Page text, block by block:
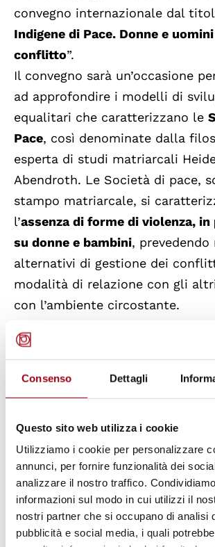
Consenso Dettagli
Questo sito web utilizza i cookie
Utilizziamo i cookie per personalizzare
annunci, per fornire funzionalità dei
analizzare il nostro traffico.
informazioni sul modo in cui utilizzi il
nostri partner che si occupano di analisi
pubblicità e social media, i quali
convegno internazionale dal
Indigene di Pace. Donne e
conflitto”.
Il convegno sarà un’occasione
ad approfondire i modelli di
equalitari che caratterizzano le
Pace, così denominate dalla
esperta di studi matriarcali
Abendroth. Le Società di pace,
stampo matriarcale, si
l’assenza di forme di violenza,
su donne e bambini, prevedendo
alternativi di gestione dei
modalità di relazione con gli
con l’ambiente circostante.
Al convegno parteciperanno
stessa Sig.ra Abendroth, una
Sud,le donne delpopolo Moso
alcune donne delpopolo dei
più numerosa società
proveniente dall’ isola di Sumatra
È possibile iscriversi on-line
sito: www.associazionelaima.it,